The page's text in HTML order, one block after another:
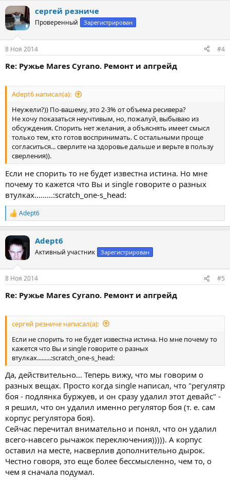
к
ц
и
сергей резниче
Проверенный Зарегистрирован
8 Ноя 2014 #4
Re: Ружье Mares Cyrano. Ремонт и апгрейд
Adept6 написал(а):
Неужели?)) По-вашему, это 2-3% от объема ресивера?
Не хочу показаться неучтивым, но, пожалуй, выбываю из
обсуждения. Спорить нет желания, а объяснять имеет смысл
только тем, кто готов воспринимать. С остальными проще
согласиться... сверлите на здоровье дальше и верьте в пользу
сверления)).
Если не спорить то не будет известна истина. Но мне
почему то кажется что Вы и single говорите о разных
втулках.........:scratch_one-s_head:
Р
е
ц
и
Adept6
Adept6
Активный участник Зарегистрирован
8 Ноя 2014 #5
Re: Ружье Mares Cyrano. Ремонт и апгрейд
сергей резниче написал(а):
Если не спорить то не будет известна истина. Но мне почему то
кажется что Вы и single говорите о разных
втулках.........:scratch_one-s_head:
Да, действительно... Теперь вижу, что мы говорим о
разных вещах. Просто когда singlе написал, что "регулятр
боя - подлянка буржуев, и он сразу удалил этот девайс" -
я решил, что он удалил именно регулятор боя (т. е. сам
корпус регулятора боя).
Сейчас перечитал внимательно и понял, что он удалил
всего-навсего рычажок переключения))))). А корпус
оставил на месте, насверлив дополнительно дырок.
Честно говоря, это еще более бессмысленно, чем то, о
чем я сначала подумал.